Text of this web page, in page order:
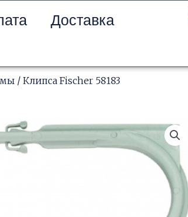
Доставка
/ Клипса Fischer 58183